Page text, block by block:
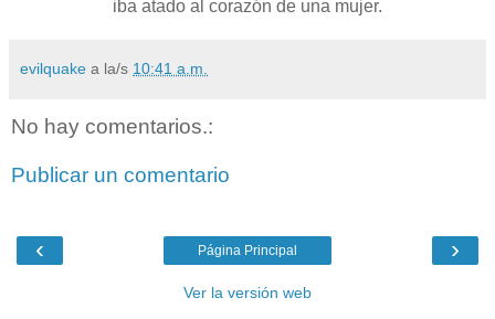
iba atado al corazón de una mujer.
evilquake a la/s 10:41 a.m.
No hay comentarios.:
Publicar un comentario
‹ ›
Página Principal
Ver la versión web